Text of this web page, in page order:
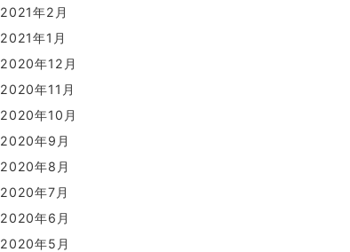
2021年2月
2021年1月
2020年12月
2020年11月
2020年10月
2020年9月
2020年8月
2020年7月
2020年6月
2020年5月